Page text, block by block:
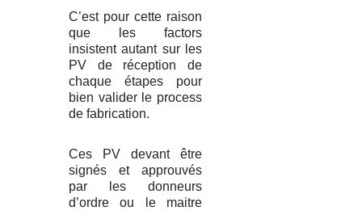
C’est pour cette raison
que les factors
insistent autant sur les
PV de réception de
chaque étapes pour
bien valider le process
de fabrication.
Ces PV devant être
signés et approuvés
par les donneurs
d’ordre ou le maitre